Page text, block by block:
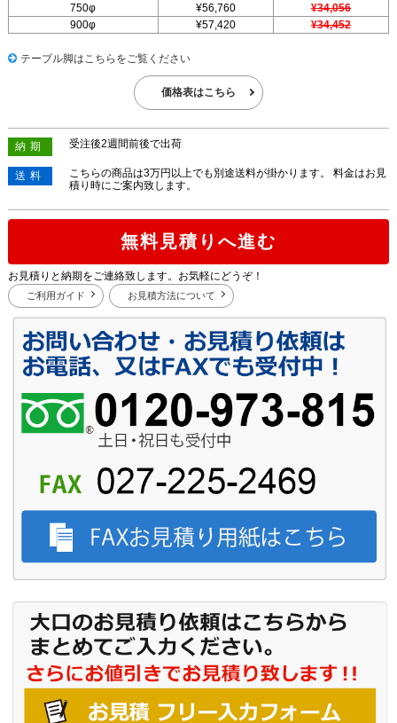
750φ
¥56,760
¥34,056
900φ
¥57,420 ¥34,452
テーブル脚はこちらをご覧ください
価格表はこちら
納期 受注後2週間前後で出荷
送料
こちらの商品は3万円以上でも別途送料が掛かります。 料金はお見
積り時にご案内致します。
無料見積りへ進む
お見積りと納期をご連絡致します。お気軽にどうぞ！
ご利用ガイド お見積方法について